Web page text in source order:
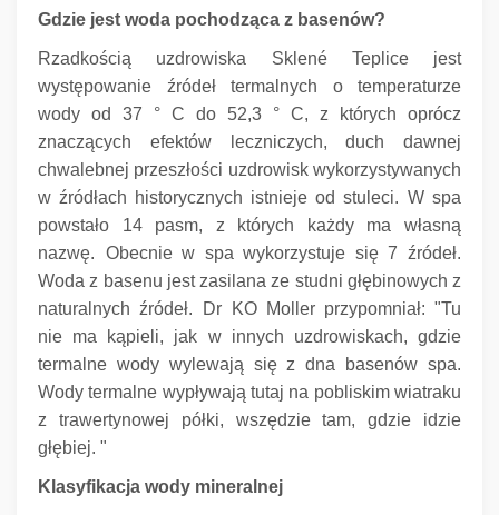
Gdzie jest woda pochodząca z basenów?
Rzadkością uzdrowiska Sklené Teplice jest
występowanie źródeł termalnych o temperaturze
wody od 37 ° C do 52,3 ° C, z których oprócz
znaczących efektów leczniczych, duch dawnej
chwalebnej przeszłości uzdrowisk wykorzystywanych
w źródłach historycznych istnieje od stuleci. W spa
powstało 14 pasm, z których każdy ma własną
nazwę.
Obecnie w spa wykorzystuje się 7 źródeł.
Woda z basenu jest zasilana ze studni głębinowych z
naturalnych źródeł.
Dr KO Moller przypomniał: "Tu
nie ma kąpieli, jak w innych uzdrowiskach, gdzie
termalne wody wylewają się z dna basenów spa.
Wody termalne wypływają tutaj na pobliskim wiatraku
z trawertynowej półki, wszędzie tam, gdzie idzie
głębiej. "
Klasyfikacja wody mineralnej